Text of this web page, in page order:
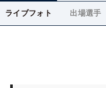
ライブフォト 出場選手